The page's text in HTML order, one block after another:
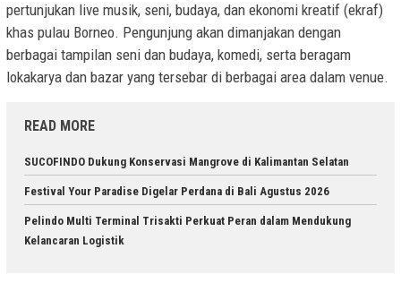
pertunjukan live musik, seni, budaya, dan ekonomi kreatif (ekraf)
khas pulau Borneo. Pengunjung akan dimanjakan dengan
berbagai tampilan seni dan budaya, komedi, serta beragam
lokakarya dan bazar yang tersebar di berbagai area dalam venue.
READ MORE
SUCOFINDO Dukung Konservasi Mangrove di Kalimantan Selatan
Festival Your Paradise Digelar Perdana di Bali Agustus 2026
Pelindo Multi Terminal Trisakti Perkuat Peran dalam Mendukung
Kelancaran Logistik